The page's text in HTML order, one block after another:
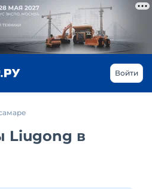
Войти
Liugong в